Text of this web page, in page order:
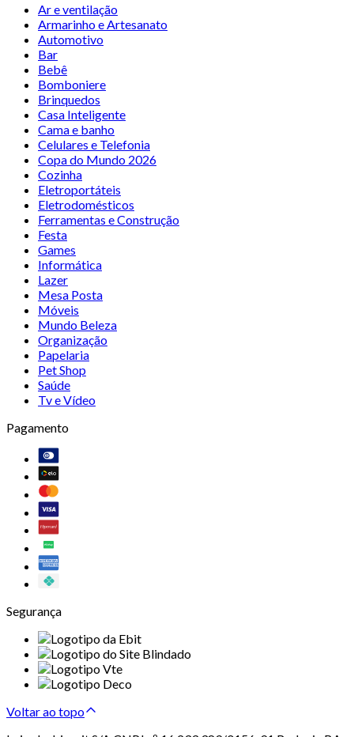
Ar e ventilação
Armarinho e Artesanato
Automotivo
Bar
Bebê
Bomboniere
Brinquedos
Casa Inteligente
Cama e banho
Celulares e Telefonia
Copa do Mundo 2026
Cozinha
Eletroportáteis
Eletrodomésticos
Ferramentas e Construção
Festa
Games
Informática
Lazer
Mesa Posta
Móveis
Mundo Beleza
Organização
Papelaria
Pet Shop
Saúde
Tv e Vídeo
Pagamento
Segurança
Voltar ao topo